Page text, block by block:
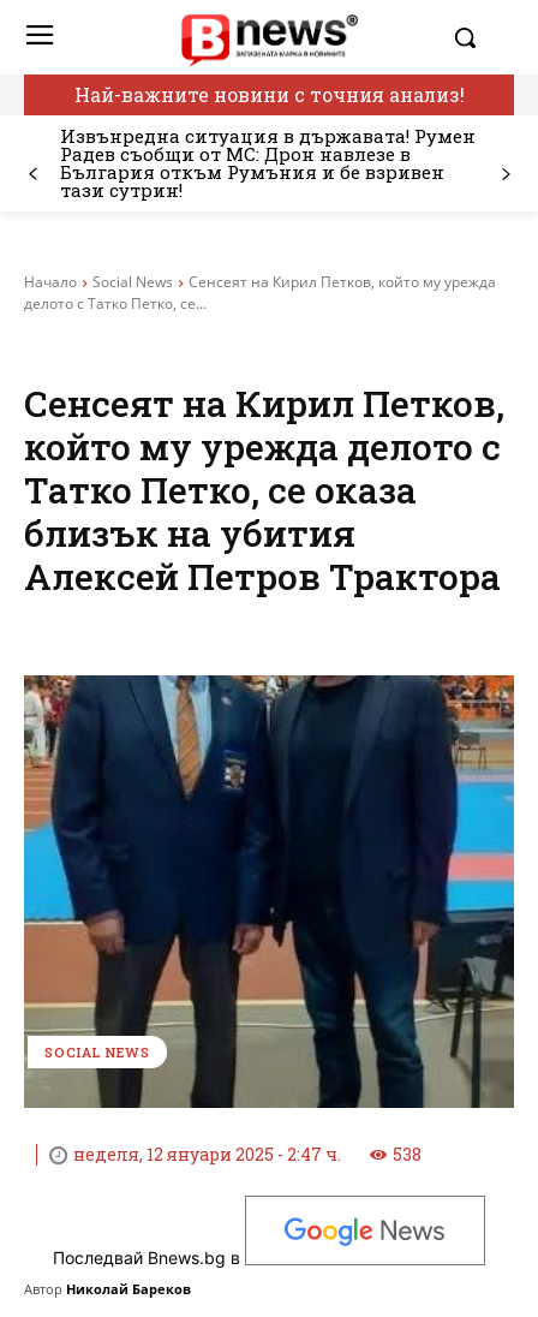
Най-важните новини с точния анализ!
Извънредна ситуация в държавата! Румен
Радев съобщи от МС: Дрон навлезе в
България откъм Румъния и бе взривен
тази сутрин!
Начало Social News
Сенсеят на Кирил Петков, който му урежда
делото с Татко Петко, се...
Сенсеят на Кирил Петков,
който му урежда делото с
Татко Петко, се оказа
близък на убития
Алексей Петров Трактора
SOCIAL NEWS
неделя, 12 януари 2025 - 2:47 ч. 538
Последвай Bnews.bg в
Автор Николай Бареков